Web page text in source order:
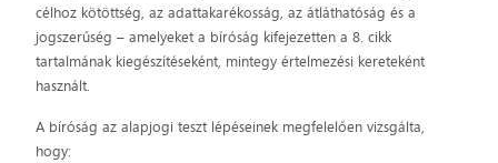
célhoz kötöttség, az adattakarékosság, az átláthatóság és a
jogszerűség – amelyeket a bíróság kifejezetten a 8. cikk
tartalmának kiegészítéseként, mintegy értelmezési kereteként
használt.
A bíróság az alapjogi teszt lépéseinek megfelelően vizsgálta,
hogy: